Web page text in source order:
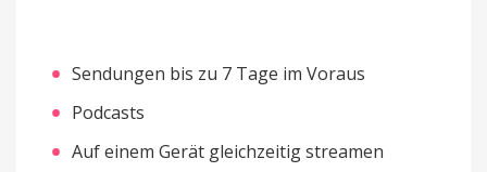
Sendungen bis zu 7 Tage im Voraus
Podcasts
Auf einem Gerät gleichzeitig streamen